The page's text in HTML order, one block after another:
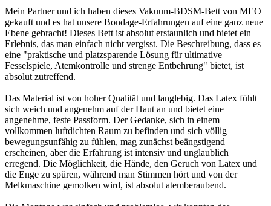
Mein Partner und ich haben dieses Vakuum-BDSM-Bett von MEO
gekauft und es hat unsere Bondage-Erfahrungen auf eine ganz neue
Ebene gebracht! Dieses Bett ist absolut erstaunlich und bietet ein
Erlebnis, das man einfach nicht vergisst. Die Beschreibung, dass es
eine "praktische und platzsparende Lösung für ultimative
Fesselspiele, Atemkontrolle und strenge Entbehrung" bietet, ist
absolut zutreffend.
Das Material ist von hoher Qualität und langlebig. Das Latex fühlt
sich weich und angenehm auf der Haut an und bietet eine
angenehme, feste Passform. Der Gedanke, sich in einem
vollkommen luftdichten Raum zu befinden und sich völlig
bewegungsunfähig zu fühlen, mag zunächst beängstigend
erscheinen, aber die Erfahrung ist intensiv und unglaublich
erregend. Die Möglichkeit, die Hände, den Geruch von Latex und
die Enge zu spüren, während man Stimmen hört und von der
Melkmaschine gemolken wird, ist absolut atemberaubend.